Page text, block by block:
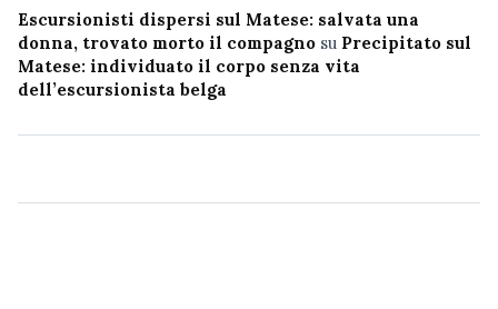
Escursionisti dispersi sul Matese: salvata una
donna, trovato morto il compagno su Precipitato sul
Matese: individuato il corpo senza vita
dell’escursionista belga